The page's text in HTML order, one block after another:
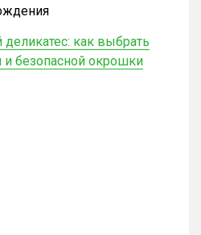
деликатес: как выбрать
и безопасной окрошки